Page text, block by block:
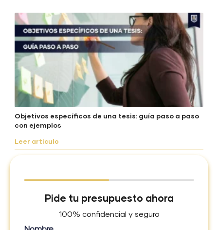
Objetivos específicos de una tesis: guía paso a paso
con ejemplos
Leer artículo
Pide tu presupuesto ahora
100% confidencial y seguro